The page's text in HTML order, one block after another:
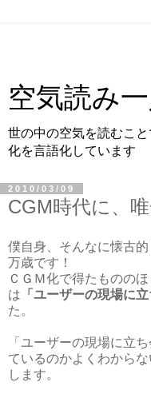
空気読み
世の中の空気を読むこ
化を言語化しています
2010/03/09
CGM時代に、
僕自身、そんなに懐古
万歳です！
ＣＧＭ化で得たものの
は 「ユーザーの現場に
た。
「ユーザーの現場に立
ているのかよくわから
します。